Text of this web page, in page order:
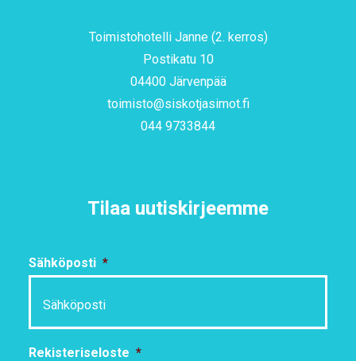
Toimistohotelli Janne (2. kerros)
Postikatu 10
04400 Järvenpää
toimisto@siskotjasimot.fi
044 9733844
Tilaa uutiskirjeemme
Sähköposti *
Rekisteriseloste *